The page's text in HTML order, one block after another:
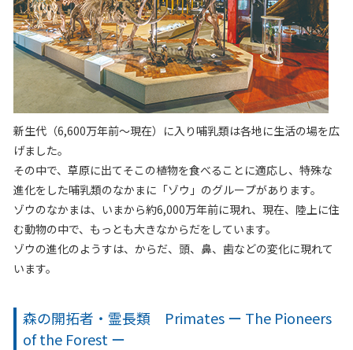
新生代（6,600万年前～現在）に入り哺乳類は各地に生活の場を広
げました。
その中で、草原に出てそこの植物を食べることに適応し、特殊な
進化をした哺乳類のなかまに「ゾウ」のグループがあります。
ゾウのなかまは、いまから約6,000万年前に現れ、現在、陸上に住
む動物の中で、もっとも大きなからだをしています。
ゾウの進化のようすは、からだ、頭、鼻、歯などの変化に現れて
います。
森の開拓者・霊長類 Primatesー The Pioneers
of the Forest ー